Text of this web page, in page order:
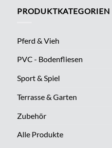
PRODUKTKATEGORIEN
Pferd & Vieh
PVC - Bodenfliesen
Sport & Spiel
Terrasse & Garten
Zubehör
Alle Produkte